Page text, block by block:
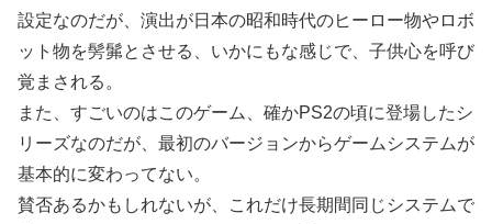
設定なのだが、演出が日本の昭和時代のヒーロー物やロボ
ット物を髣髴とさせる、いかにもな感じで、子供心を呼び
覚まされる。
また、すごいのはこのゲーム、確かPS2の頃に登場したシ
リーズなのだが、最初のバージョンからゲームシステムが
基本的に変わってない。
賛否あるかもしれないが、これだけ長期間同じシステムで